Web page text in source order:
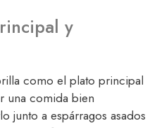
y
como el plato principal
una comida bien
junto a espárragos asados